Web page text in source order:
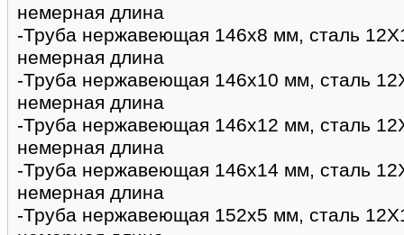
немерная длина
-Труба нержавеющая 146х8 мм, сталь
немерная длина
-Труба нержавеющая 146х10 мм, сталь
немерная длина
-Труба нержавеющая 146х12 мм, сталь
немерная длина
-Труба нержавеющая 146х14 мм, сталь
немерная длина
-Труба нержавеющая 152х5 мм, сталь